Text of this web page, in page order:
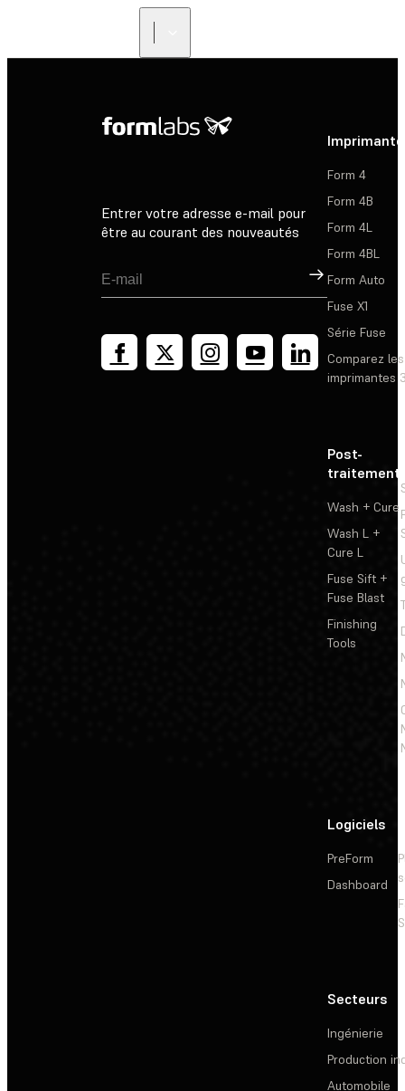
Entrer votre adresse e-mail pour
être au courant des nouveautés
Inscription
Form 4
Form 4B
Form 4L
Form 4BL
Form Auto
Fuse X1
Série Fuse
Comparez les
imprimantes
Post-
traitement
Wash + Cure
Wash L +
Cure L
Fuse Sift +
Fuse Blast
Finishing
Tools
Logiciels
PreForm
Dashboard
Secteurs
Ingénierie
Production
Automobile